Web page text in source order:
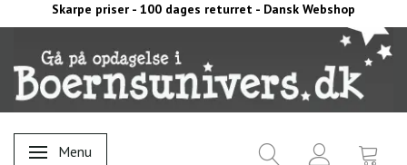
Skarpe priser - 100 dages returret - Dansk Webshop
Skifte navigation
Menu